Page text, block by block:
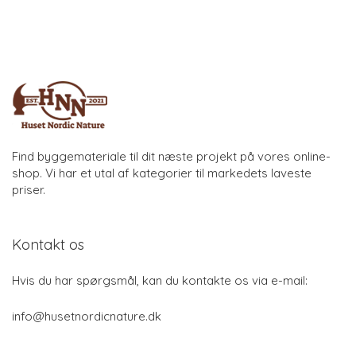
Find byggemateriale til dit næste projekt på vores online-
shop. Vi har et utal af kategorier til markedets laveste
priser.
Kontakt os
Hvis du har spørgsmål, kan du kontakte os via e-mail:
info@husetnordicnature.dk